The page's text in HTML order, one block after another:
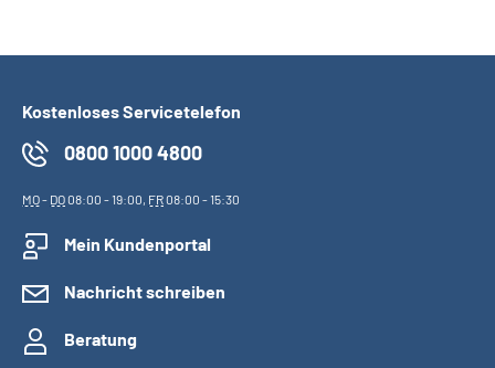
Kostenloses Servicetelefon
0800 1000 4800
MO- DO08:00 - 19:00, FR08:00 - 15:30
Mein Kundenportal
Nachricht schreiben
Beratung